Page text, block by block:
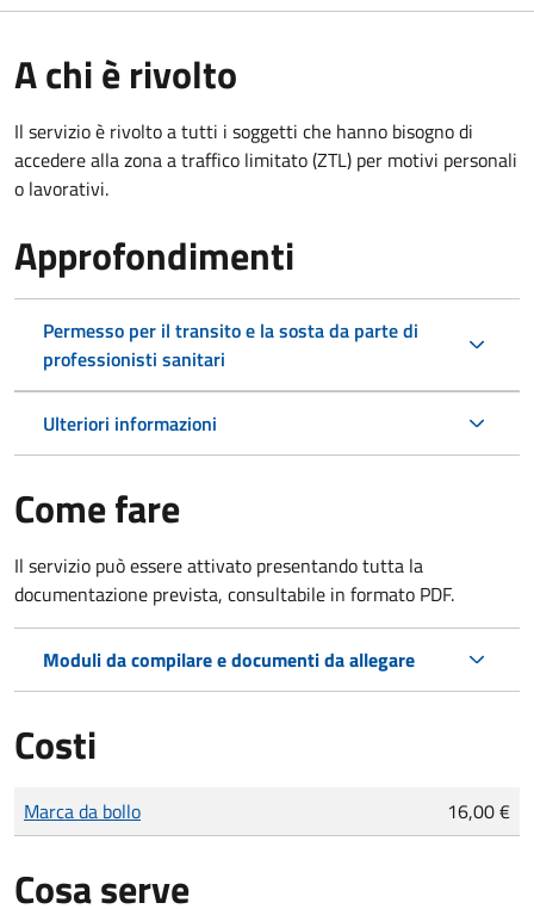
A chi è rivolto
Il servizio è rivolto a tutti i soggetti che hanno bisogno di
accedere alla zona a traffico limitato (ZTL) per motivi personali
o lavorativi.
Approfondimenti
Permesso per il transito e la sosta da parte di
professionisti sanitari
Ulteriori informazioni
Come fare
Il servizio può essere attivato presentando tutta la
documentazione prevista, consultabile in formato PDF.
Moduli da compilare e documenti da allegare
Costi
Tipo di pagamento
Importo
Marca da bollo 16,00 €
Cosa serve